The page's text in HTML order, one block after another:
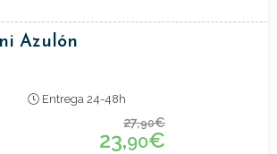
Azulón
Entrega 24-48h
27,90€
23,90€